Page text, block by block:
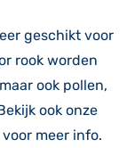
geschikt voor
rook worden
ook pollen,
ook onze
voor meer info.